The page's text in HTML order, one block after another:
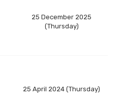
25 December 2025
(Thursday)
25 April 2024 (Thursday)